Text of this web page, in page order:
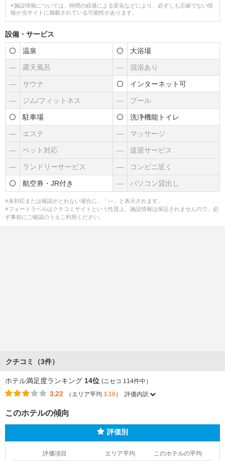
※施設情報については、時間の経過による変化などにより、必ずしも正確でない情
報が当サイトに掲載されている可能性があります。
設備・サービス
温泉 大浴場
― 露天風呂 ― 混浴あり
― サウナ インターネット可
― ジム/フィットネス ― プール
駐車場 洗浄機能トイレ
― エステ ― マッサージ
― ペット対応 ― 送迎サービス
― ランドリーサービス ― コンビニ近く
航空券・JR付き ― パソコン貸出し
※未対応または確認がとれない場合に、「―」と表示されます。
※フォートラベルはクチコミサイトという性質上、施設情報は保証されませんので、必
ず事前にご確認のうえご利用ください。
クチコミ（3件）
ホテル満足度ランキング 14位 (ニセコ 114件中）
3.22 （エリア平均 3.16） 評価内訳
このホテルの傾向
評価別
評価項目 エリア平均 このホテルの平均